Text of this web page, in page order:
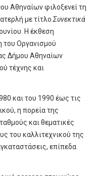
Αθηναίων φιλοξενεί τη
με τίτλοΣυνεκτικά
Η έκθεση
του Οργανισμού
Δήμου Αθηναίων
τέχνης και
και του 1990 έως τις
η πορεία της
και θεματικές
του καλλιτεχνικού της
επίπεδα